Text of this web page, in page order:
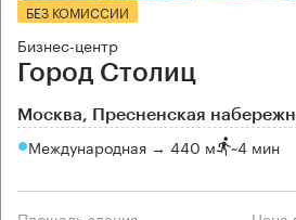
БЕЗ КОМИССИИ
Бизнес-центр
Город Столиц
Москва, Пресненская
Международная → 440 м ~4 мин